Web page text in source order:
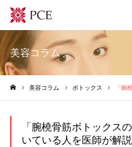
美容コラム
美容コラム ボトックス 「腕橈骨
「腕橈骨筋ボトックス
いている人を医師が解説